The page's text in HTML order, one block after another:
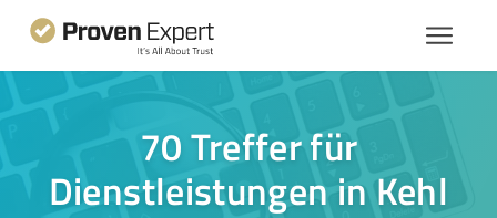
70 Treffer für
Dienstleistungen in Kehl